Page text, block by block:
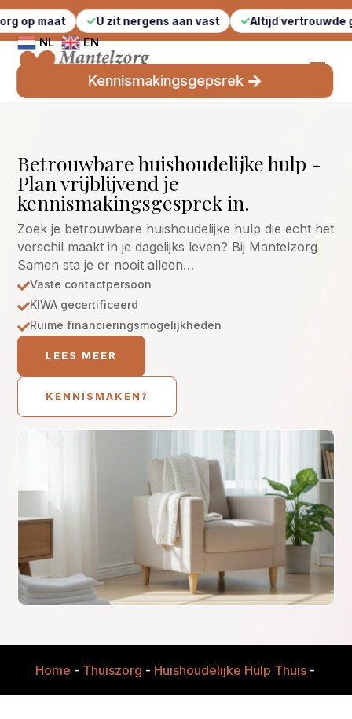
U zit nergens aan vast Altijd vertrouwde gezichten
NL EN
Kennismakingsgepsrek
Betrouwbare huishoudelijke hulp -
Plan vrijblijvend je
kennismakingsgesprek in.
Zoek je betrouwbare huishoudelijke hulp die echt het
verschil maakt in je dagelijks leven? Bij Mantelzorg
Samen sta je er nooit alleen…
Vaste contactpersoon
KIWA gecertificeerd
Ruime financieringsmogelijkheden
LEES MEER
KENNISMAKEN?
Home - Thuiszorg - Huishoudelijke Hulp Thuis-